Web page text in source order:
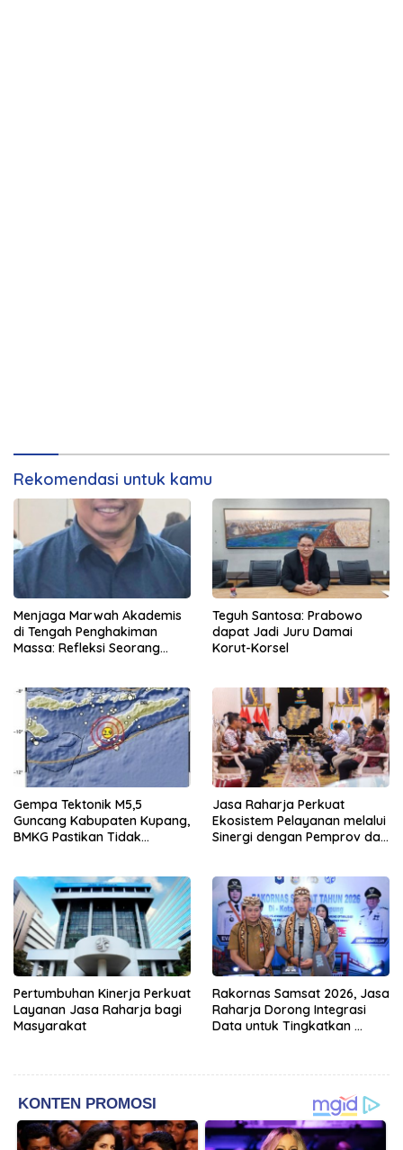
Rekomendasi untuk kamu
Menjaga Marwah Akademis
di Tengah Penghakiman
Massa: Refleksi Seorang
Teguh Santosa: Prabowo
dapat Jadi Juru Damai
Korut-Korsel
Gempa Tektonik M5,5
Guncang Kabupaten Kupang,
BMKG Pastikan Tidak
Jasa Raharja Perkuat
Ekosistem Pelayanan melalui
Sinergi dengan Pemprov dan
Pertumbuhan Kinerja Perkuat
Layanan Jasa Raharja bagi
Masyarakat
Rakornas Samsat 2026, Jasa
Raharja Dorong Integrasi
Data untuk Tingkatkan